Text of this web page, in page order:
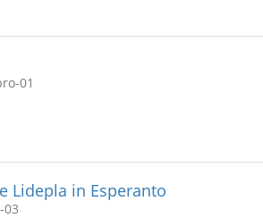
01
Lidepla in Esperanto
03